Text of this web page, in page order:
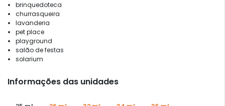
brinquedoteca
churrasqueira
lavanderia
pet place
playground
salão de festas
solarium
Informações das unidades